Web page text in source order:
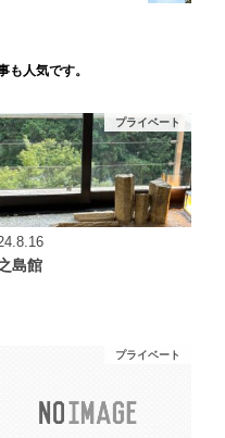
も人気です。
プライベート
島館
プライベート